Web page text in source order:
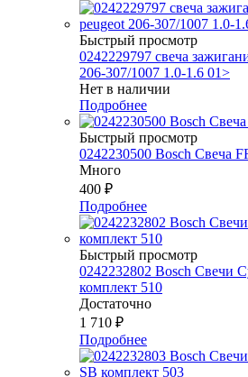
Быстрый просмотр
0242229797 свеча
206-307/1007 1.0-1.6 01>
Нет в наличии
Подробнее
Быстрый просмотр
0242230500 Bosch Свеча
Много
400 ₽
Подробнее
Быстрый просмотр
0242232802 Bosch Свечи
комплект 510
Достаточно
1 710 ₽
Подробнее